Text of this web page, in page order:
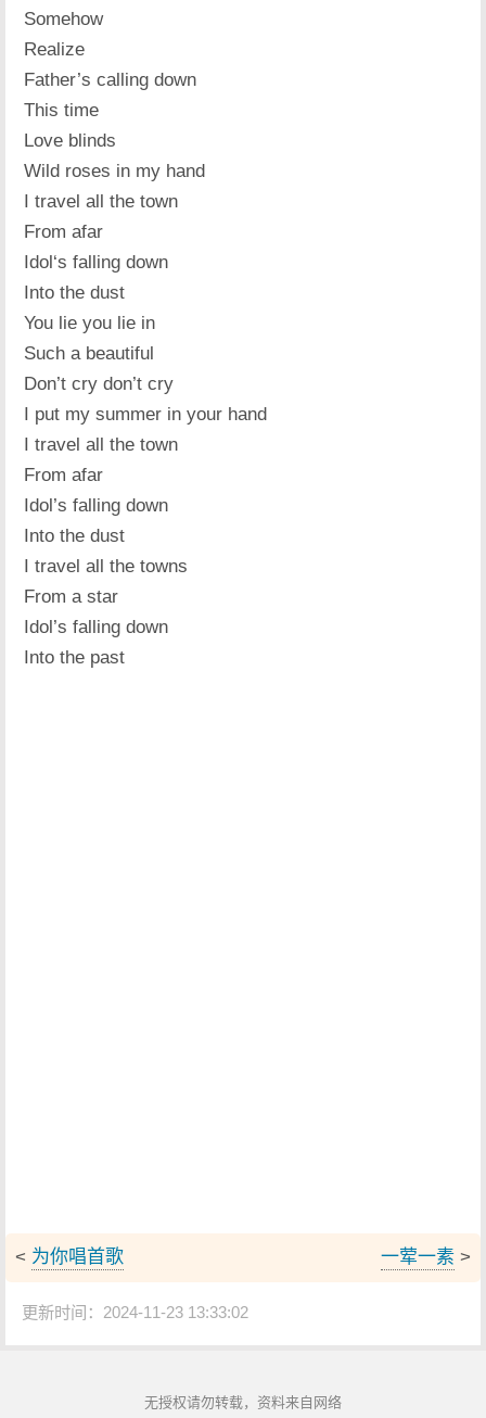
Somehow
Realize
Father’s calling down
This time
Love blinds
Wild roses in my hand
I travel all the town
From afar
Idol‘s falling down
Into the dust
You lie you lie in
Such a beautiful
Don’t cry don’t cry
I put my summer in your hand
I travel all the town
From afar
Idol’s falling down
Into the dust
I travel all the towns
From a star
Idol’s falling down
Into the past
< 为你唱首歌 一荤一素 >
更新时间：2024-11-23 13:33:02
无授权请勿转载，资料来自网络